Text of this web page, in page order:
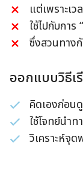
แต่เพราะเ
ใช้ไปกับกา
ซึ่งสวนทาง
ออกแบบวิธีเ
คิดเองก่อน
ใช้โจทย์นำท
วิเคราะห์จุ